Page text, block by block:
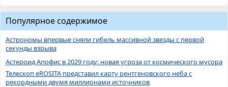
Популярное содержимое
Астрономы впервые сняли гибель массивной звезды с первой
секунды взрыва
Астероид Апофис в 2029 году: новая угроза от космического мусора
Телескоп eROSITA представил карту рентгеновского неба с
рекордными двумя миллионами источников